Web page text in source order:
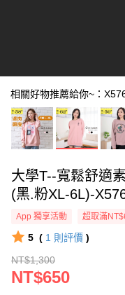
相關好物推薦給你~：
大學T--寬鬆舒適
(黑.粉XL-6L)-
App 獨享活動 超取滿
5 ( 1 則評價 )
NT$1,300
NT$650